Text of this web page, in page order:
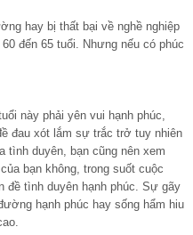
hay bị thất bại về nghề nghiệp
đến 65 tuổi. Nhưng nếu có phúc
này phải yên vui hạnh phúc,
đau xót lắm sự trắc trở tuy nhiên
tình duyên, bạn cũng nên xem
bạn không, trong suốt cuộc
đề tình duyên hạnh phúc. Sự gãy
hạnh phúc hay sống hẩm hiu